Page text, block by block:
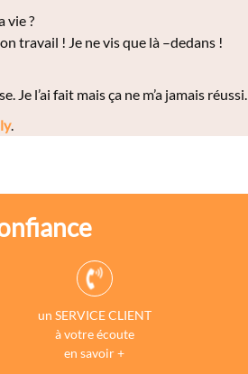
vie ?
travail ! Je ne vis que là –dedans !
Je l’ai fait mais ça ne m’a jamais réussi.
.
un SERVICE CLIENT
à votre écoute
en savoir +